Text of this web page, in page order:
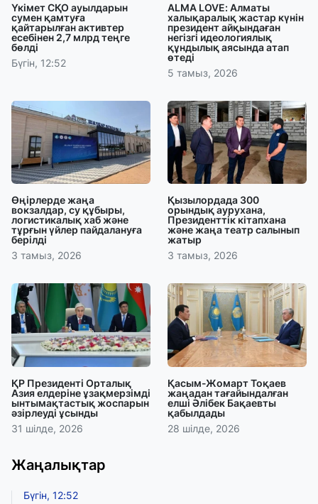
Үкімет СҚО ауылдарын
сумен қамтуға
қайтарылған активтер
есебінен 2,7 млрд теңге
бөлді
Бүгін, 12:52
ALMA LOVE: Алматы
халықаралық жастар күнін
президент айқындаған
негізгі идеологиялық
құндылық аясында атап
өтеді
5 тамыз, 2026
Өңірлерде жаңа
вокзалдар, су құбыры,
логистикалық хаб және
тұрғын үйлер пайдалануға
берілді
3 тамыз, 2026
Қызылордада 300
орындық аурухана,
Президенттік кітапхана
және жаңа театр салынып
жатыр
3 тамыз, 2026
ҚР Президенті Орталық
Азия елдеріне ұзақмерзімді
ынтымақтастық жоспарын
әзірлеуді ұсынды
31 шілде, 2026
Қасым-Жомарт Тоқаев
жаңадан тағайындалған
елші Әлібек Бақаевты
қабылдады
28 шілде, 2026
Жаңалықтар
Бүгін, 12:52